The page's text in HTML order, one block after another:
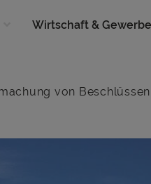
Wirtschaft & Gewerbe
von Beschlüssen